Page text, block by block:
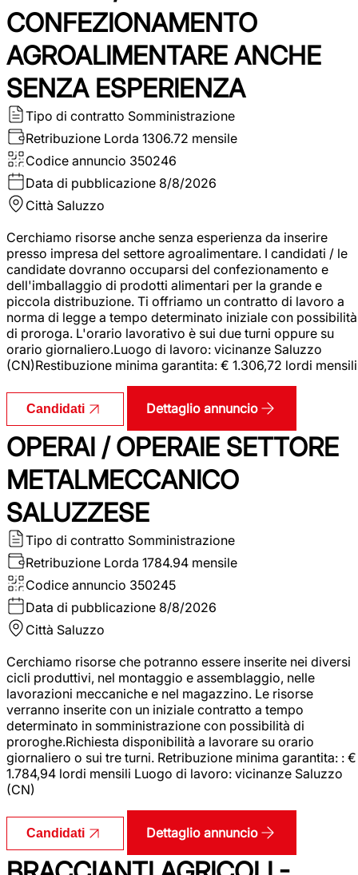
CONFEZIONAMENTO
AGROALIMENTARE ANCHE
SENZA ESPERIENZA
Tipo di contratto Somministrazione
Retribuzione Lorda 1306.72 mensile
Codice annuncio 350246
Data di pubblicazione 8/8/2026
Città Saluzzo
Cerchiamo risorse anche senza esperienza da inserire
presso impresa del settore agroalimentare. I candidati / le
candidate dovranno occuparsi del confezionamento e
dell'imballaggio di prodotti alimentari per la grande e
piccola distribuzione. Ti offriamo un contratto di lavoro a
norma di legge a tempo determinato iniziale con possibilità
di proroga. L'orario lavorativo è sui due turni oppure su
orario giornaliero.Luogo di lavoro: vicinanze Saluzzo
(CN)Restibuzione minima garantita: € 1.306,72 lordi mensili
Candidati Dettaglio annuncio
OPERAI / OPERAIE SETTORE
METALMECCANICO
SALUZZESE
Tipo di contratto Somministrazione
Retribuzione Lorda 1784.94 mensile
Codice annuncio 350245
Data di pubblicazione 8/8/2026
Città Saluzzo
Cerchiamo risorse che potranno essere inserite nei diversi
cicli produttivi, nel montaggio e assemblaggio, nelle
lavorazioni meccaniche e nel magazzino. Le risorse
verranno inserite con un iniziale contratto a tempo
determinato in somministrazione con possibilità di
proroghe.Richiesta disponibilità a lavorare su orario
giornaliero o sui tre turni. Retribuzione minima garantita: : €
1.784,94 lordi mensili Luogo di lavoro: vicinanze Saluzzo
(CN)
Candidati Dettaglio annuncio